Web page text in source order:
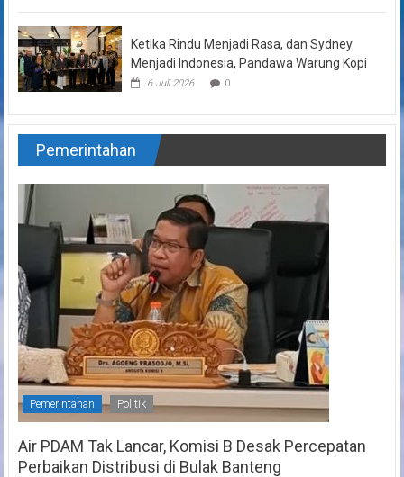
Ketika Rindu Menjadi Rasa, dan Sydney
Menjadi Indonesia, Pandawa Warung Kopi
6 Juli 2026 0
Pemerintahan
Pemerintahan Politik
Air PDAM Tak Lancar, Komisi B Desak Percepatan
Perbaikan Distribusi di Bulak Banteng